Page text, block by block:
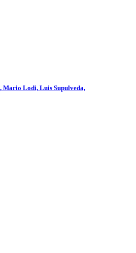
Lodi, Luis Supulveda,